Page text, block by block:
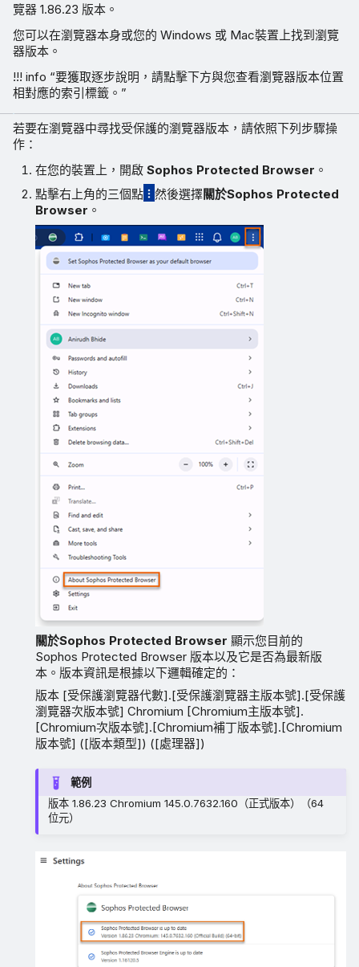
覽器 1.86.23 版本。
您可以在瀏覽器本身或您的 Windows 或 Mac裝置上找到瀏覽
器版本。
!!! info “要獲取逐步說明，請點擊下方與您查看瀏覽器版本位置
相對應的索引標籤。”
若要在瀏覽器中尋找受保護的瀏覽器版本，請依照下列步驟操
作：
在您的裝置上，開啟Sophos Protected Browser 。
點擊右上角的三個點
然後選擇關於Sophos Protected
Browser 。
關於Sophos Protected Browser 顯示您目前的
Sophos Protected Browser 版本以及它是否為最新版
本。版本資訊是根據以下邏輯確定的：
版本 [受保護瀏覽器代數].[受保護瀏覽器主版本號].[受保護
瀏覽器次版本號] Chromium [Chromium主版本號].
[Chromium次版本號].[Chromium補丁版本號].[Chromium
版本號] ([版本類型]) ([處理器])
範例
版本 1.86.23 Chromium 145.0.7632.160（正式版本）（64
位元）